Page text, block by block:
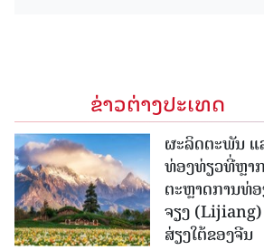
ຂ່າວຕ່າງປະເທດ
ຜະລິດຕະພັນ
ທ່ອງທ່ຽວທີ່ຫຼາ
ຕະຫຼາດການທ່
ຈຽງ
ສ່ຽງໃຕ້ຂອງຈີນ